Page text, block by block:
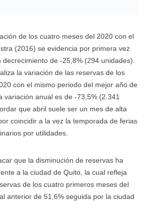
de los cuatro meses del 2020 con el
(2016) se evidencia por primera vez
de -25,8% (294 unidades).
la variación de las reservas de los
con el mismo periodo del mejor año de
variación anual es de -73,5% (2.341
que abril suele ser un mes de alta
coincidir a la vez la temporada de ferias
por utilidades.
que la disminución de reservas ha
a la ciudad de Quito, la cual refleja
de los cuatro primeros meses del
anterior de 51,6% seguida por la ciudad